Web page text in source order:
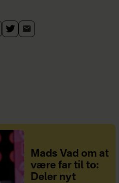
Mads Vad om at
være far til to:
Deler nyt